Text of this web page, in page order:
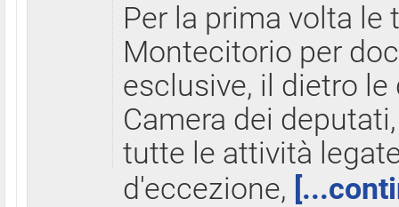
Per la prima volta le
Montecitorio per
esclusive, il dietro
Camera dei
tutte le attività
d'eccezione,